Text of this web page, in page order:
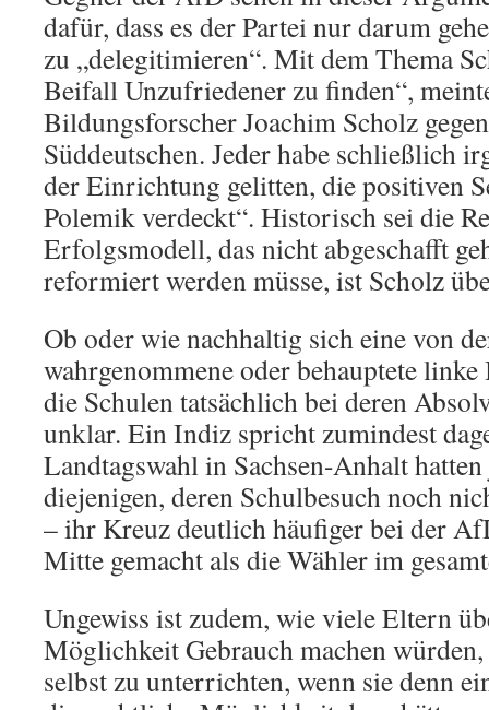
dafür, dass es der Partei nur darum
zu „delegitimieren“. Mit dem Thema
Beifall Unzufriedener zu finden“,
Bildungsforscher Joachim Scholz
Süddeutschen. Jeder habe schließlich
der Einrichtung gelitten, die positiven
Polemik verdeckt“. Historisch sei die
Erfolgsmodell, das nicht abgeschafft
reformiert werden müsse, ist Scholz
Ob oder wie nachhaltig sich eine von
wahrgenommene oder behauptete
die Schulen tatsächlich bei deren
unklar. Ein Indiz spricht zumindest
Landtagswahl in Sachsen-Anhalt
diejenigen, deren Schulbesuch noch
– ihr Kreuz deutlich häufiger bei der
Mitte gemacht als die Wähler im
Ungewiss ist zudem, wie viele Eltern
Möglichkeit Gebrauch machen
selbst zu unterrichten, wenn sie denn